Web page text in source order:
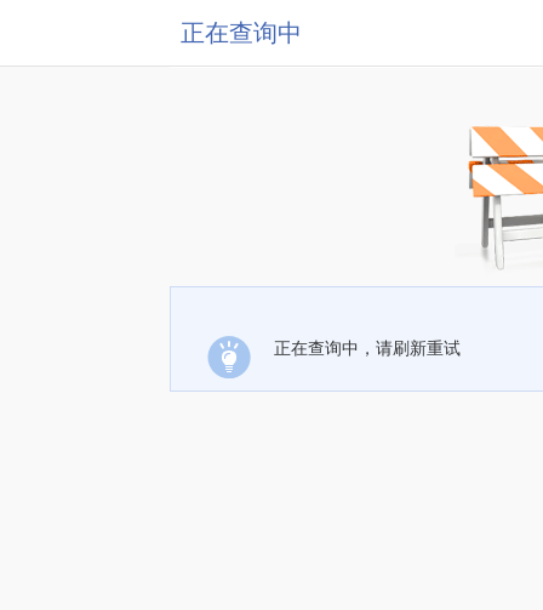
正在查询中
正在查询中，请刷新重试